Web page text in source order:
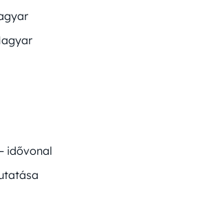
idővonal